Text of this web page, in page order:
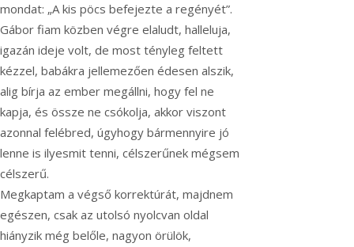
mondat: „A kis pöcs befejezte a regényét”.
Gábor fiam közben végre elaludt, halleluja,
igazán ideje volt, de most tényleg feltett
kézzel, babákra jellemezően édesen alszik,
alig bírja az ember megállni, hogy fel ne
kapja, és össze ne csókolja, akkor viszont
azonnal felébred, úgyhogy bármennyire jó
lenne is ilyesmit tenni, célszerűnek mégsem
célszerű.
Megkaptam a végső korrektúrát, majdnem
egészen, csak az utolsó nyolcvan oldal
hiányzik még belőle, nagyon örülök,